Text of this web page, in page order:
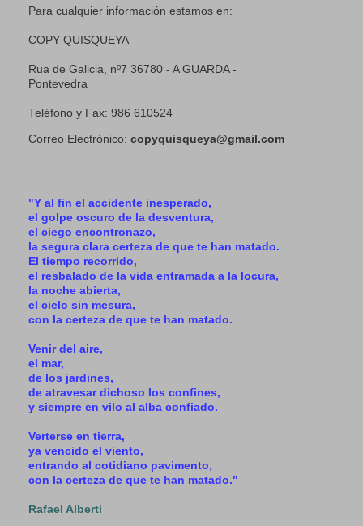
Para cualquier información estamos en:
COPY QUISQUEYA
Rua de Galicia, nº7 36780 - A GUARDA -
Pontevedra
Teléfono y Fax: 986 610524
Correo Electrónico: copyquisqueya@gmail.com
"Y al fin el accidente inesperado,
el golpe oscuro de la desventura,
el ciego encontronazo,
la segura clara certeza de que te han matado.
El tiempo recorrido,
el resbalado de la vida entramada a la locura,
la noche abierta,
el cielo sin mesura,
con la certeza de que te han matado.
Venir del aire,
el mar,
de los jardines,
de atravesar dichoso los confines,
y siempre en vilo al alba confiado.
Verterse en tierra,
ya vencido el viento,
entrando al cotidiano pavimento,
con la certeza de que te han matado."
Rafael Alberti